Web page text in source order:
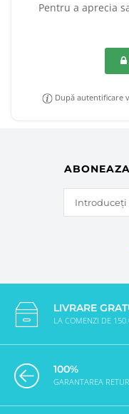
Pentru a aprecia
După autentificare
LIVRARE
LA COMENZI DE
100%
GARANTAREA